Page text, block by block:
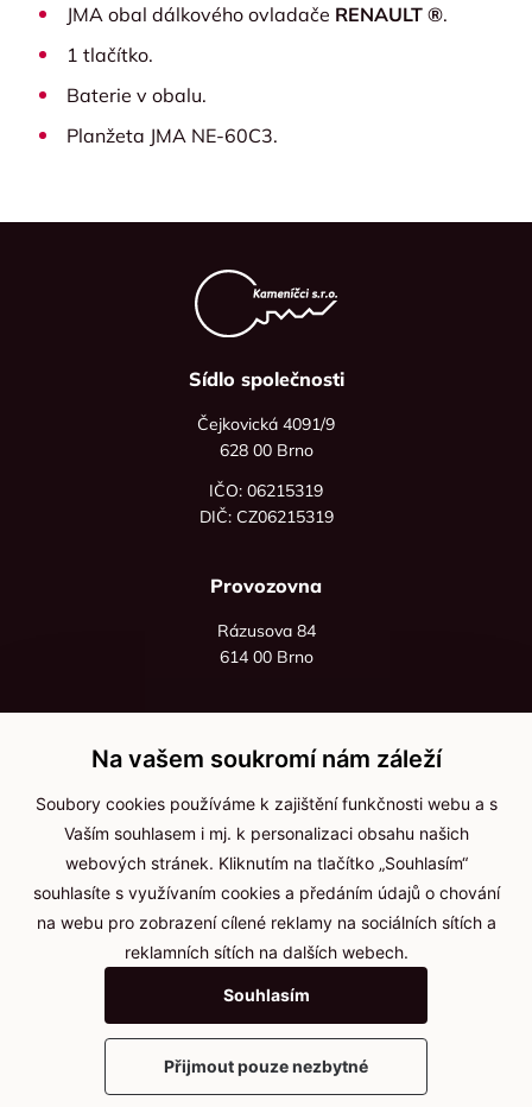
JMA obal dálkového ovladače RENAULT ®.
1 tlačítko.
Baterie v obalu.
Planžeta JMA NE-60C3.
Sídlo společnosti
Čejkovická 4091/9
628 00 Brno
IČO: 06215319
DIČ: CZ06215319
Provozovna
Rázusova 84
614 00 Brno
+420 736 535 066
Po - pá: 8:00 - 16:00
info@jma-kam.cz
Důležité informace
Ochrana osobních údajů
Cookies
2025 © Kameníčci s.r.o.
Na vašem soukromí nám záleží
Soubory cookies používáme k zajištění funkčnosti webu a s
Vaším souhlasem i mj. k personalizaci obsahu našich
webových stránek. Kliknutím na tlačítko „Souhlasím“
souhlasíte s využívaním cookies a předáním údajů o chování
na webu pro zobrazení cílené reklamy na sociálních sítích a
reklamních sítích na dalších webech.
Souhlasím
Přijmout pouze nezbytné